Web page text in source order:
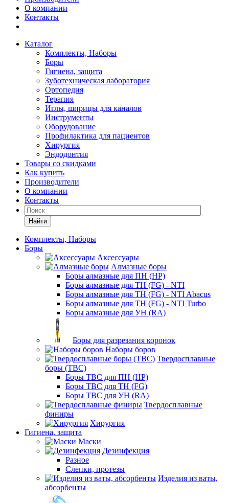
О компании
Контакты
Каталог
Комплекты, Наборы
Боры
Гигиена, защита
Зуботехническая лаборатория
Ортопедия
Терапия
Иглы, шприцы для каналов
Инструменты
Оборудование
Профилактика для пациентов
Хирургия
Эндодонтия
Товары со скидками
Как купить
Производители
О компании
Контакты
Найти
Комплекты, Наборы
Боры
Аксессуары
Алмазные боры
Боры алмазные для ПН (HP)
Боры алмазные для ТН (FG) - NTI
Боры алмазные для ТН (FG) - NTI Abacus
Боры алмазные для ТН (FG) - NTI Turbo
Боры алмазные для УН (RA)
Боры для разрезания коронок
Наборы боров
Твердосплавные
боры (ТВС)
Боры ТВС для ПН (HP)
Боры ТВС для ТН (FG)
Боры ТВС для УН (RA)
Твердосплавные
финиры
Хирургия
Гигиена, защита
Маски
Дезинфекция
Разное
Слепки, протезы
Изделия из ваты,
абсорбенты